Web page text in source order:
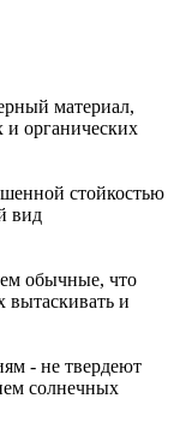
материал,
и органических
стойкостью
вид
обычные, что
вытаскивать и
- не твердеют
солнечных